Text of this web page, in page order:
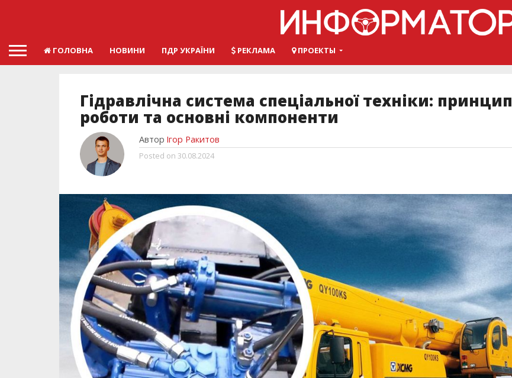
ГОЛОВНА НОВИНИ ПДР УКРАЇНИ РЕКЛАМА ПРОЕКТЫ
Гідравлічна система спеціальної техніки: принцип
роботи та основні компоненти
Автор Ігор Ракитов
Posted on 30.08.2024